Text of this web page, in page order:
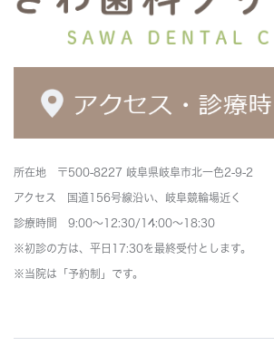
所在地 〒500-8227 岐阜県岐阜市北一色2-9-2
アクセス 国道156号線沿い、岐阜競輪場近く
診療時間 9:00～12:30/14:00～18:30
※初診の方は、平日17:30を最終受付とします。
※当院は「予約制」です。